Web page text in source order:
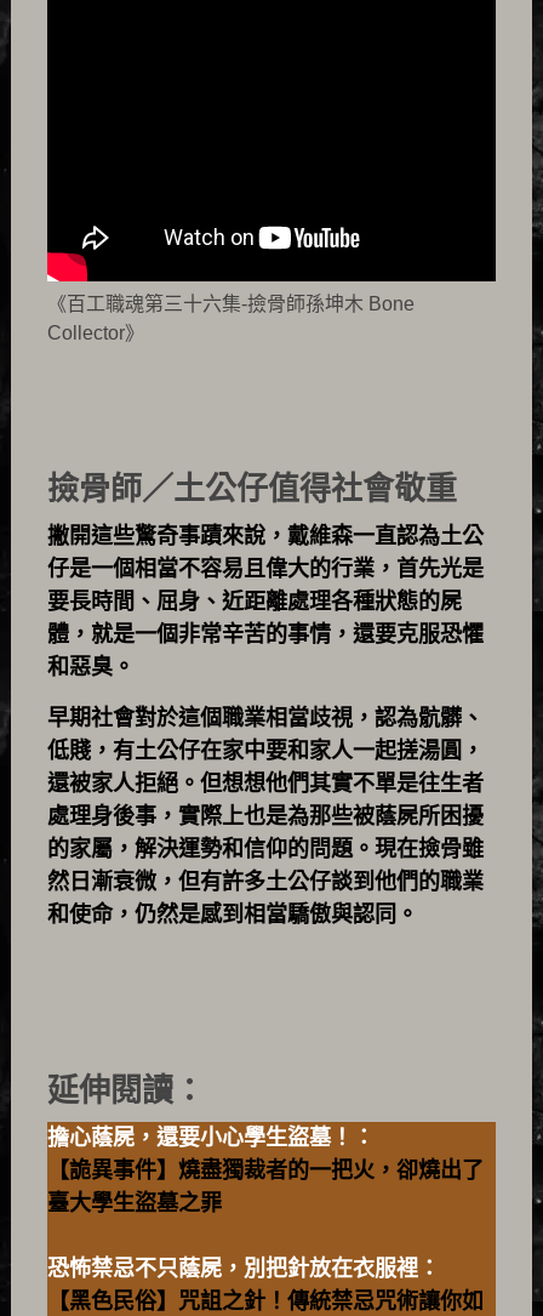
《百工職魂第三十六集-撿骨師孫坤木 Bone
Collector》
撿骨師／土公仔值得社會敬重
撇開這些驚奇事蹟來說，戴維森一直認為土公
仔是一個相當不容易且偉大的行業，首先光是
要長時間、屈身、近距離處理各種狀態的屍
體，就是一個非常辛苦的事情，還要克服恐懼
和惡臭。
早期社會對於這個職業相當歧視，認為骯髒、
低賤，有土公仔在家中要和家人一起搓湯圓，
還被家人拒絕。但想想他們其實不單是往生者
處理身後事，實際上也是為那些被蔭屍所困擾
的家屬，解決運勢和信仰的問題。現在撿骨雖
然日漸衰微，但有許多土公仔談到他們的職業
和使命，仍然是感到相當驕傲與認同。
延伸閱讀：
擔心蔭屍，還要小心學生盜墓！：
【詭異事件】燒盡獨裁者的一把火，卻燒出了
臺大學生盜墓之罪
恐怖禁忌不只蔭屍，別把針放在衣服裡：
【黑色民俗】咒詛之針！傳統禁忌咒術讓你如